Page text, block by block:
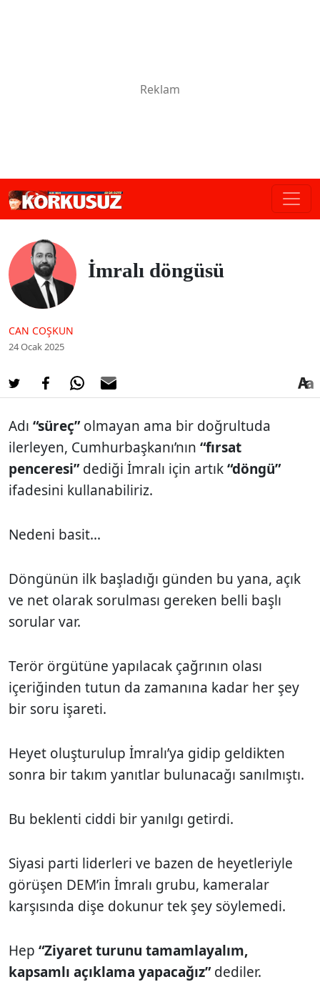
İmralı döngüsü
CAN COŞKUN
24 Ocak 2025
Adı “süreç”olmayan ama bir doğrultuda
ilerleyen, Cumhurbaşkanı’nın “fırsat
penceresi”dediği İmralı için artık“döngü”
ifadesini kullanabiliriz.
Nedeni basit...
Döngünün ilk başladığı günden bu yana, açık
ve net olarak sorulması gereken belli başlı
sorular var.
Terör örgütüne yapılacak çağrının olası
içeriğinden tutun da zamanına kadar her şey
bir soru işareti.
Heyet oluşturulup İmralı’ya gidip geldikten
sonra bir takım yanıtlar bulunacağı sanılmıştı.
Bu beklenti ciddi bir yanılgı getirdi.
Siyasi parti liderleri ve bazen de heyetleriyle
görüşen DEM’in İmralı grubu, kameralar
karşısında dişe dokunur tek şey söylemedi.
Hep “Ziyaret turunu tamamlayalım,
kapsamlı açıklama yapacağız”dediler.